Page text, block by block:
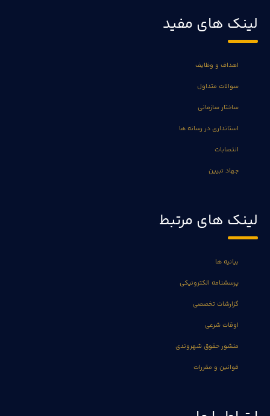
لینک های مفید
اهداف و وظایف
سوالات متداول
ساختار سازمانی
استانداری در رسانه ها
انتصابات
جهاد تبیین
لینک های مرتبط
بیانیه ها
پرسشنامه الکترونیکی
گزارشات تخصصی
اوقات شرعی
منشور حقوق شهروندی
قوانین و مقررات